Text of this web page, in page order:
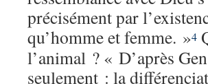
précisément par
qu’homme et femme. »4
l’animal ? « D’après
seulement : la